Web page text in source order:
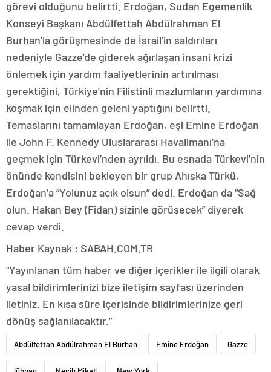
görevi olduğunu belirtti. Erdoğan, Sudan Egemenlik
Konseyi Başkanı Abdülfettah Abdülrahman El
Burhan’la görüşmesinde de İsrail’in saldırıları
nedeniyle Gazze’de giderek ağırlaşan insani krizi
önlemek için yardım faaliyetlerinin artırılması
gerektiğini, Türkiye’nin Filistinli mazlumların yardımına
koşmak için elinden geleni yaptığını belirtti.
Temaslarını tamamlayan Erdoğan, eşi Emine Erdoğan
ile John F. Kennedy Uluslararası Havalimanı’na
geçmek için Türkevi’nden ayrıldı. Bu esnada Türkevi’nin
önünde kendisini bekleyen bir grup Ahıska Türkü,
Erdoğan’a “Yolunuz açık olsun” dedi. Erdoğan da “Sağ
olun. Hakan Bey (Fidan) sizinle görüşecek” diyerek
cevap verdi.
Haber Kaynak : SABAH.COM.TR
“Yayınlanan tüm haber ve diğer içerikler ile ilgili olarak
yasal bildirimlerinizi bize iletişim sayfası üzerinden
iletiniz. En kısa süre içerisinde bildirimlerinize geri
dönüş sağlanılacaktır.”
Abdülfettah Abdülrahman El Burhan Emine Erdoğan Gazze